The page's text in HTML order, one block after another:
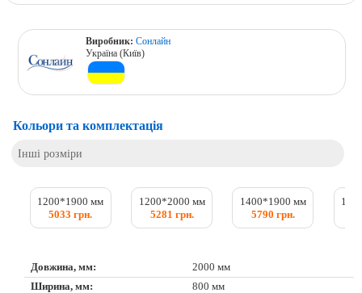
Виробник:Сонлайн
Україна (Київ)
Кольори та комплектація
Інші розміри
1200*1900 мм
5033 грн.
1200*2000 мм
5281 грн.
1400*1900 мм
5790 грн.
Довжина, мм:
2000 мм
Ширина, мм:
800 мм